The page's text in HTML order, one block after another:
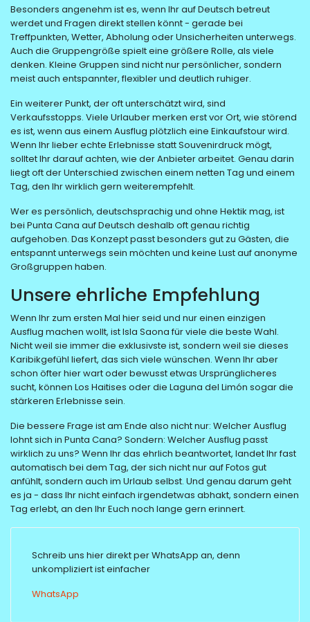
Besonders angenehm ist es, wenn Ihr auf Deutsch betreut
werdet und Fragen direkt stellen könnt - gerade bei
Treffpunkten, Wetter, Abholung oder Unsicherheiten unterwegs.
Auch die Gruppengröße spielt eine größere Rolle, als viele
denken. Kleine Gruppen sind nicht nur persönlicher, sondern
meist auch entspannter, flexibler und deutlich ruhiger.
Ein weiterer Punkt, der oft unterschätzt wird, sind
Verkaufsstopps. Viele Urlauber merken erst vor Ort, wie störend
es ist, wenn aus einem Ausflug plötzlich eine Einkaufstour wird.
Wenn Ihr lieber echte Erlebnisse statt Souvenirdruck mögt,
solltet Ihr darauf achten, wie der Anbieter arbeitet. Genau darin
liegt oft der Unterschied zwischen einem netten Tag und einem
Tag, den Ihr wirklich gern weiterempfehlt.
Wer es persönlich, deutschsprachig und ohne Hektik mag, ist
bei Punta Cana auf Deutsch deshalb oft genau richtig
aufgehoben. Das Konzept passt besonders gut zu Gästen, die
entspannt unterwegs sein möchten und keine Lust auf anonyme
Großgruppen haben.
Unsere ehrliche Empfehlung
Wenn Ihr zum ersten Mal hier seid und nur einen einzigen
Ausflug machen wollt, ist Isla Saona für viele die beste Wahl.
Nicht weil sie immer die exklusivste ist, sondern weil sie dieses
Karibikgefühl liefert, das sich viele wünschen. Wenn Ihr aber
schon öfter hier wart oder bewusst etwas Ursprünglicheres
sucht, können Los Haitises oder die Laguna del Limón sogar die
stärkeren Erlebnisse sein.
Die bessere Frage ist am Ende also nicht nur: Welcher Ausflug
lohnt sich in Punta Cana? Sondern: Welcher Ausflug passt
wirklich zu uns? Wenn Ihr das ehrlich beantwortet, landet Ihr fast
automatisch bei dem Tag, der sich nicht nur auf Fotos gut
anfühlt, sondern auch im Urlaub selbst. Und genau darum geht
es ja - dass Ihr nicht einfach irgendetwas abhakt, sondern einen
Tag erlebt, an den Ihr Euch noch lange gern erinnert.
Schreib uns hier direkt per WhatsApp an, denn
unkompliziert ist einfacher
WhatsApp